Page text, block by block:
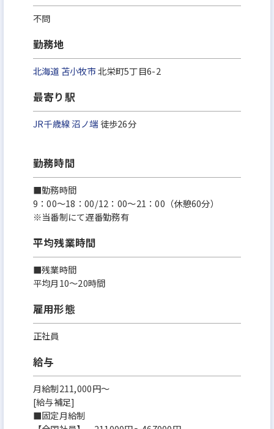
不問
勤務地
北海道 苫小牧市北栄町5丁目6-2
最寄り駅
JR千歳線沼ノ端徒歩26分
勤務時間
■勤務時間
9：00～18：00/12：00～21：00（休憩60分）
※当番制にて遅番勤務有
平均残業時間
■残業時間
平均月10～20時間
雇用形態
正社員
給与
月給制211,000円～
[給与補足]
■固定月給制